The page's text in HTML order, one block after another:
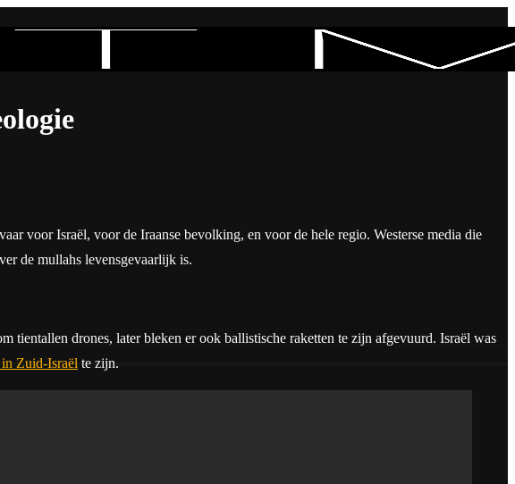
voor Israël, voor de Iraanse bevolking, en voor de hele regio. Westerse media die
de mullahs levensgevaarlijk is.
tientallen drones, later bleken er ook ballistische raketten te zijn afgevuurd. Israël was
Zuid-Israël te zijn.